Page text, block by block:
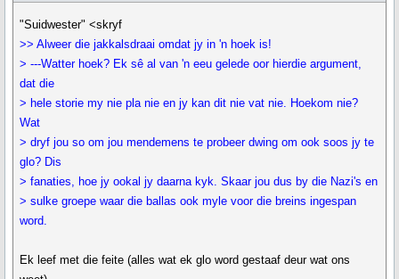
"Suidwester" <skryf
>> Alweer die jakkalsdraai omdat jy in 'n hoek is!
> ---Watter hoek? Ek sê al van 'n eeu gelede oor hierdie argument,
dat die
> hele storie my nie pla nie en jy kan dit nie vat nie. Hoekom nie?
Wat
> dryf jou so om jou mendemens te probeer dwing om ook soos jy te
glo? Dis
> fanaties, hoe jy ookal jy daarna kyk. Skaar jou dus by die Nazi's en
> sulke groepe waar die ballas ook myle voor die breins ingespan
word.
Ek leef met die feite (alles wat ek glo word gestaaf deur wat ons